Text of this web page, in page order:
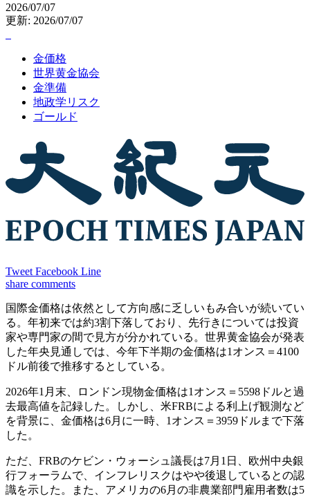
2026/07/07
更新: 2026/07/07
金価格
世界黄金協会
金準備
地政学リスク
ゴールド
Tweet Facebook Line
share comments
国際金価格は依然として方向感に乏しいもみ合いが続いてい
る。年初来では約3割下落しており、先行きについては投資
家や専門家の間で見方が分かれている。世界黄金協会が発表
した年央見通しでは、今年下半期の金価格は1オンス＝4100
ドル前後で推移するとしている。
2026年1月末、ロンドン現物金価格は1オンス＝5598ドルと過
去最高値を記録した。しかし、米FRBによる利上げ観測など
を背景に、金価格は6月に一時、1オンス＝3959ドルまで下落
した。
ただ、FRBのケビン・ウォーシュ議長は7月1日、欧州中央銀
行フォーラムで、インフレリスクはやや後退しているとの認
識を示した。また、アメリカの6月の非農業部門雇用者数は5